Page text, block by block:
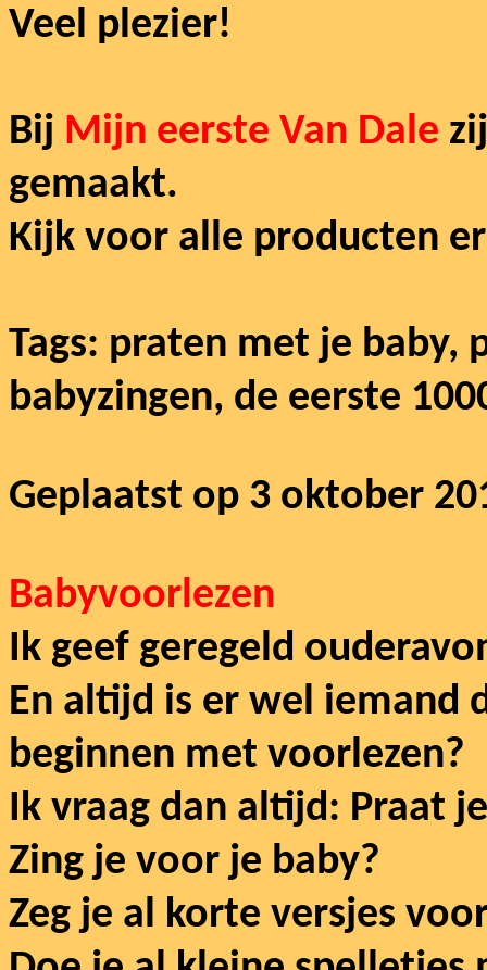
Veel plezier!
Bij Mijn eerste Van Dale
gemaakt.
Kijk voor alle producten
Tags: praten met je baby,
babyzingen, de eerste
Geplaatst op 3 oktober
Babyvoorlezen
Ik geef geregeld
En altijd is er wel iemand
beginnen met voorlezen?
Ik vraag dan altijd: Praat
Zing je voor je baby?
Zeg je al korte versjes